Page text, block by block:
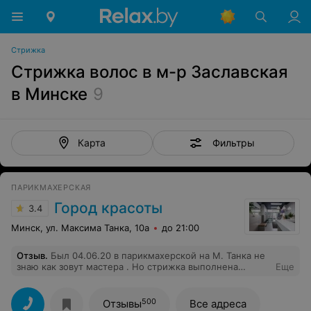
Стрижка
Стрижка волос в м-р Заславская
в Минске 9
Карта Фильтры
ПАРИКМАХЕРСКАЯ
3.4 Город красоты
Минск, ул. Максима Танка, 10а до 21:00
Отзыв. Был 04.06.20 в парикмахерской на М. Танка не
знаю как зовут мастера . Но стрижка выполнена
линиям пройтись, видимо это оказалась сложно для
этого "мастера" . Сама "специалист" грубая, к такой
Еще
Отзывы500 Все адреса